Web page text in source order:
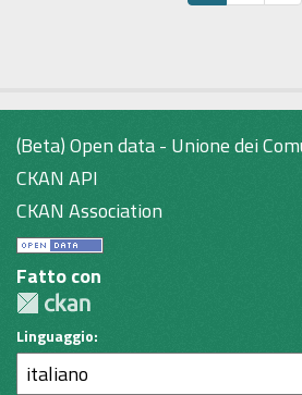
(Beta) Open data - Unione dei
CKAN API
CKAN Association
Fatto con
Linguaggio